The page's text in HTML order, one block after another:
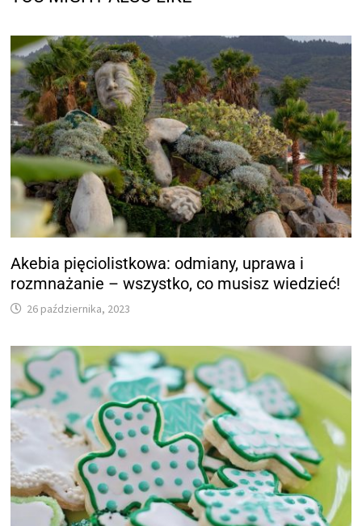
Akebia pięciolistkowa: odmiany, uprawa i
rozmnażanie – wszystko, co musisz wiedzieć!
26 października, 2023